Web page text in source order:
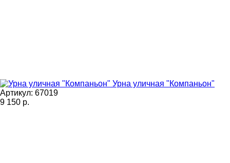
Урна уличная "Компаньон"
Артикул: 67019
9 150 р.